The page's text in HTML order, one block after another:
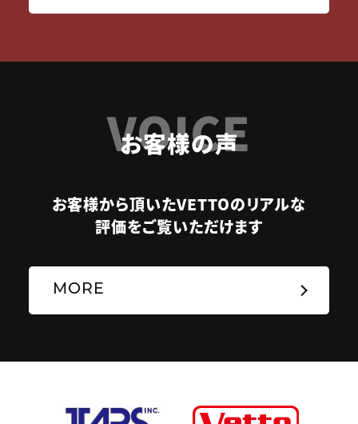
VOICE
お客様の声
お客様から頂いたVETTOのリアルな
評価をご覧いただけます
MORE